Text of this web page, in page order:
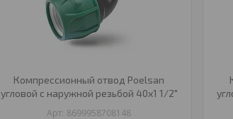
Компрессионный отвод Poelsan
угловой с наружной резьбой 40х1 1/2"
8699958708148